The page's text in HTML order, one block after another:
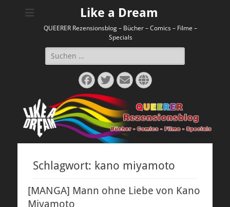
Like a Dream
QUEERER Rezensionsblog – Bücher – Comics – Filme –
Specials
Suchen
nach:
Facebook
Twitter
E-
Mail
Website
Schlagwort: kano miyamoto
[MANGA] Mann ohne Liebe von Kano
Miyamoto